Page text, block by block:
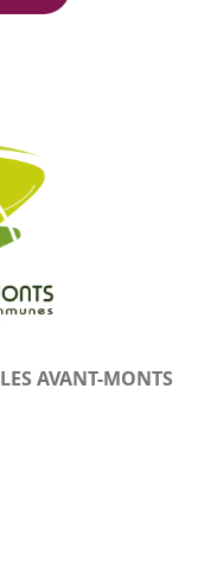
LES AVANT-MONTS